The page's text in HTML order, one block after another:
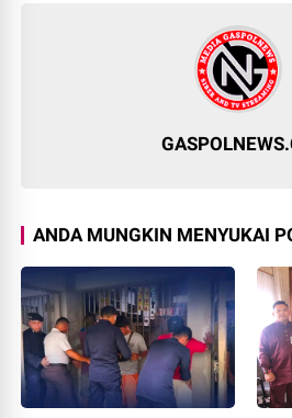
ANDA MUNGKIN MENYUKAI